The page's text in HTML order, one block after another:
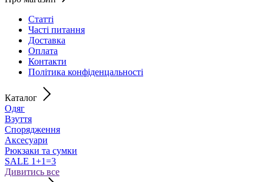
Статті
Часті питання
Доставка
Оплата
Контакти
Політика конфіденцальності
Каталог
Одяг
Взуття
Спорядження
Аксесуари
Рюкзаки та сумки
SALE 1+1=3
Дивитись все